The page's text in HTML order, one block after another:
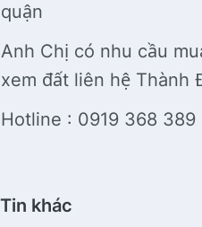
quận
Anh Chị có nhu cầu
xem đất liên hệ Thành
Hotline : 0919 368 389
Tin khác